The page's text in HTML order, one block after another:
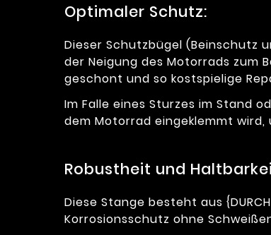
Optimaler Schutz:
Dieser Schutzbügel (Beinschutz
der Neigung des Motorrads zum
geschont und so kostspielige
Im Falle eines Sturzes im Stand
dem Motorrad eingeklemmt
Robustheit und
Diese Stange besteht aus
Korrosionsschutz ohne